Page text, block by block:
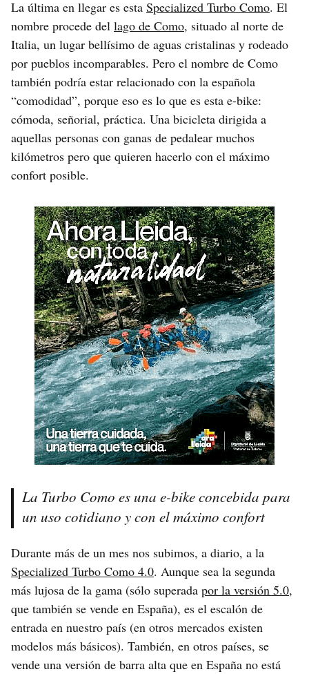
La última en llegar es esta Specialized Turbo Como. El
nombre procede del lago de Como, situado al norte de
Italia, un lugar bellísimo de aguas cristalinas y rodeado
por pueblos incomparables. Pero el nombre de Como
también podría estar relacionado con la española
“comodidad”, porque eso es lo que es esta e-bike:
cómoda, señorial, práctica. Una bicicleta dirigida a
aquellas personas con ganas de pedalear muchos
kilómetros pero que quieren hacerlo con el máximo
confort posible.
La Turbo Como es una e-bike concebida para
un uso cotidiano y con el máximo confort
Durante más de un mes nos subimos, a diario, a la
Specialized Turbo Como 4.0. Aunque sea la segunda
más lujosa de la gama (sólo superada por la versión 5.0,
que también se vende en España), es el escalón de
entrada en nuestro país (en otros mercados existen
modelos más básicos). También, en otros países, se
vende una versión de barra alta que en España no está